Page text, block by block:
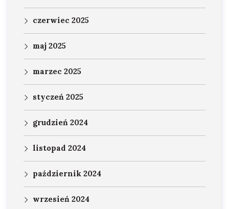
czerwiec 2025
maj 2025
marzec 2025
styczeń 2025
grudzień 2024
listopad 2024
październik 2024
wrzesień 2024